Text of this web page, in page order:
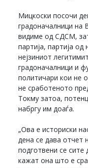
Мицкоски посочи
градоначалници
видиме од СДСМ,
партија, партија
нејзиниот
градоначалници и
политичари кои не
не сработеното
Токму затоа,
набргу им доаѓа.
„Ова е историски
дена се дава отчет
подготвени се сите
кажат она што е